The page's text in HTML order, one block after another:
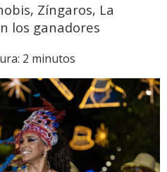
Zíngaros, La
los ganadores
2 minutos